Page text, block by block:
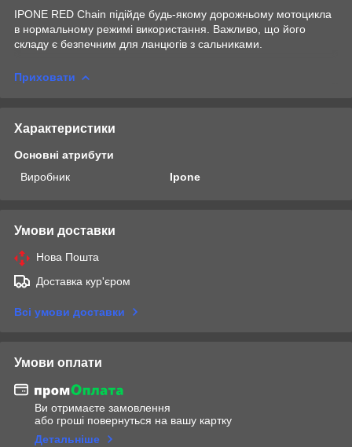
IPONE RED Chain підійде будь-якому дорожньому мотоцикла
в нормальному режимі використання. Важливо, що його
складу є безпечним для ланцюгів з сальниками.
Приховати
Характеристики
Основні атрибути
Виробник
Ipone
Умови доставки
Нова Пошта
Доставка кур'єром
Всі умови доставки
Умови оплати
Ви отримаєте замовлення
або гроші повернуться на вашу картку
Детальніше